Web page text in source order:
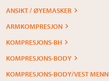
ANSIKT / ØYEMASKER
ARMKOMPRESJON
KOMPRESJONS-BH
KOMPRESJONS-BODY
KOMPRESJONS-BODY/VEST MENN